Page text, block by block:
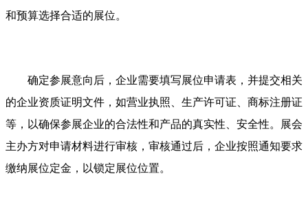
和预算选择合适的展位。
确定参展意向后，企业需要填写展位申请表，并提交相关
的企业资质证明文件，如营业执照、生产许可证、商标注册证
等，以确保参展企业的合法性和产品的真实性、安全性。展会
主办方对申请材料进行审核，审核通过后，企业按照通知要求
缴纳展位定金，以锁定展位位置。